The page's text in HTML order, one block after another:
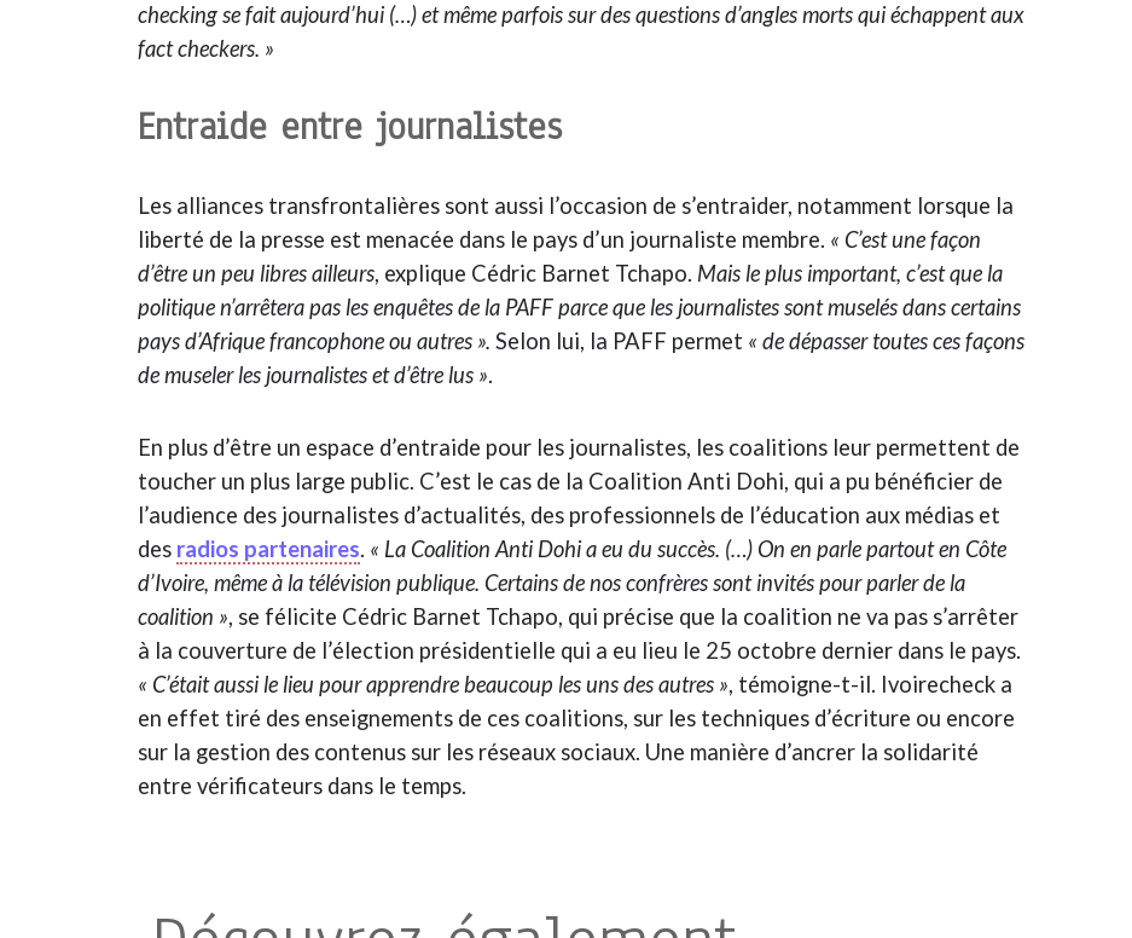
checking se faitaujourd’hui (…) et même parfois sur des questions d’angles morts qui échappent aux
fact checkers. »
Entraide entre journalistes
Les alliances transfrontalières sont aussi l’occasion de s’entraider, notamment lorsque la
liberté de la presse est menacée dans le pays d’un journaliste membre. « C’est une façon
d’être un peu libres ailleurs, explique Cédric Barnet Tchapo. Mais le plus important, c’est que la
politique n’arrêtera pas les enquêtes de la PAFF parce que les journalistes sont muselés dans certains
pays d’Afrique francophone ou autres ». Selon lui, la PAFF permet « de dépasser toutes ces façons
de museler les journalistes et d’être lus ».
En plus d’être un espace d’entraide pour les journalistes, les coalitions leur permettent de
toucher un plus large public. C’est le cas de la Coalition Anti Dohi, qui a pu bénéficier de
l’audience des journalistes d’actualités, des professionnels de l’éducation aux médias et
des radios partenaires. « La Coalition Anti Dohi a eu du succès. (…) On en parle partout en Côte
d’Ivoire, même à la télévision publique. Certains de nos confrères sont invités pour parler de la
coalition », se félicite Cédric Barnet Tchapo, qui précise que la coalition ne va pas s’arrêter
à la couverture de l’élection présidentielle qui a eu lieu le 25 octobre dernier dans le pays.
« C’était aussi le lieu pour apprendre beaucoup les uns des autres », témoigne-t-il. Ivoirecheck a
en effet tiré des enseignements de ces coalitions, sur les techniques d’écriture ou encore
sur la gestion des contenus sur les réseaux sociaux. Une manière d’ancrer la solidarité
entre vérificateurs dans le temps.